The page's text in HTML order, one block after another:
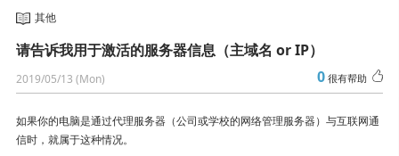
サードパーティ製アプリケーションにおけるCubism Editorお
よびCubism SDKの新機能対応について
关于时间轴的最终帧未被输出
在alpha版的Cubism Editor创建的文件(cmo3, can3, moc3)可以
我想使用优惠券
在macOS 10.15 Catalina或更高版本上安装时出现警告
可用于在YouTube或Twitch上发布作品吗？
我想解约（我想停止订阅）
【-1005错误】许可证激活次数超限／macOS的更新／计划更换
其他
请告诉我用于激活的服务器信息（主域名 or IP）
2019/05/13 (Mon) 0 很有帮助
如果你的电脑是通过代理服务器（公司或学校的网络管理服务器）与互联网通
信时，就属于这种情况。